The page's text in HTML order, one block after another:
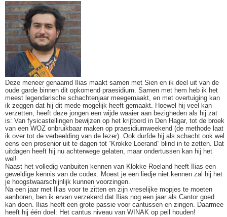
Deze meneer genaamd Ilias maakt samen met Sien en ik deel uit van de
oude garde binnen dit opkomend praesidium. Samen met hem heb ik het
meest legendarische schachtenjaar meegemaakt, en met overtuiging kan
ik zeggen dat hij dit mede mogelijk heeft gemaakt. Hoewel hij veel kan
verzetten, heeft deze jongen een wijde waaier aan bezigheden als hij zat
is: Van fysicastellingen bewijzen op het krijtbord in Den Hagar, tot de broek
van een WOZ onbruikbaar maken op praesidiumweekend (de methode laat
ik over tot de verbeelding van de lezer). Ook durfde hij als schacht ook wel
eens een prosenior uit te dagen tot “Krokke Loerand” blind in te zetten. Dat
uitdagen heeft hij nu achterwege gelaten, maar ondertussen kan hij het
wel!
Naast het volledig vanbuiten kennen van Klokke Roeland heeft Ilias een
geweldige kennis van de codex. Moest je een liedje niet kennen zal hij het
je hoogstwaarschijnlijk kunnen voorzingen.
Na een jaar met Ilias voor te zitten en zijn vreselijke mopjes te moeten
aanhoren, ben ik ervan verzekerd dat Ilias nog een jaar als Cantor goed
kan doen. Ilias heeft een grote passie voor cantussen en zingen. Daarmee
heeft hij één doel: Het cantus niveau van WINAK op peil houden!